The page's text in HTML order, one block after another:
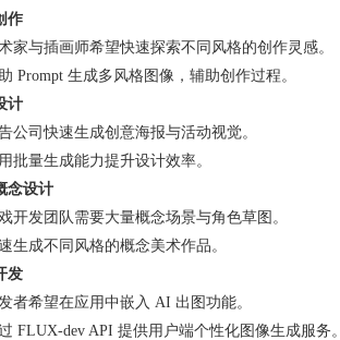
作
家与插画师希望快速探索不同风格的创作灵感。
Prompt 生成多风格图像，辅助创作过程。
计
公司快速生成创意海报与活动视觉。
批量生成能力提升设计效率。
念设计
开发团队需要大量概念场景与角色草图。
生成不同风格的概念美术作品。
发
者希望在应用中嵌入 AI 出图功能。
FLUX-dev API 提供用户端个性化图像生成服务。